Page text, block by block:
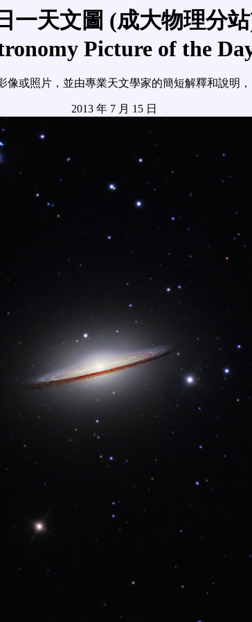
一天文圖 (成大物理分
Picture of the
像或照片，並由專業天文學家的簡短解釋和說明，
2013 年 7 月 15 日